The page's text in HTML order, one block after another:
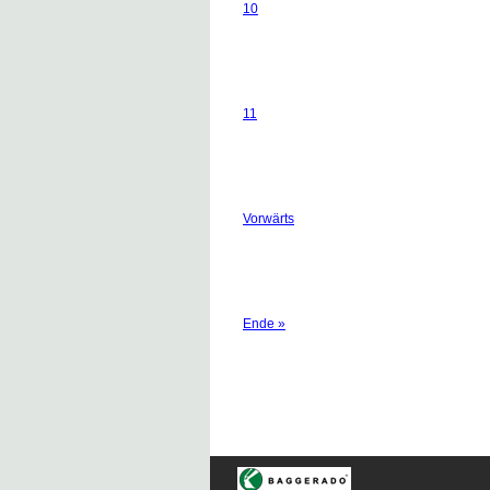
10
11
Vorwärts
Ende »